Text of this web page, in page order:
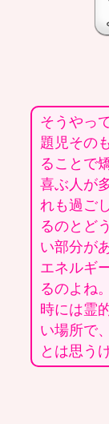
そうやっ
題児その
ることで
喜ぶ人が
れも過ご
るのとど
い部分が
エネルギ
るのよね
時には霊
い場所で
とは思う